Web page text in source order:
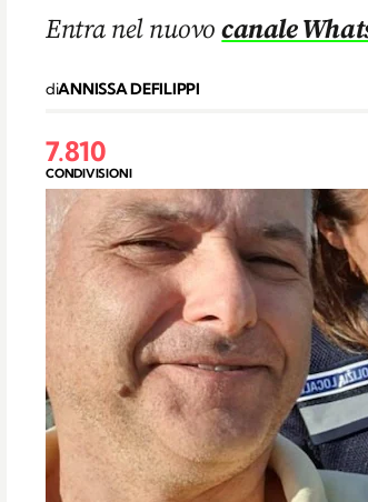
Entra nel nuovocanale
diANNISSA DEFILIPPI
7.810
CONDIVISIONI